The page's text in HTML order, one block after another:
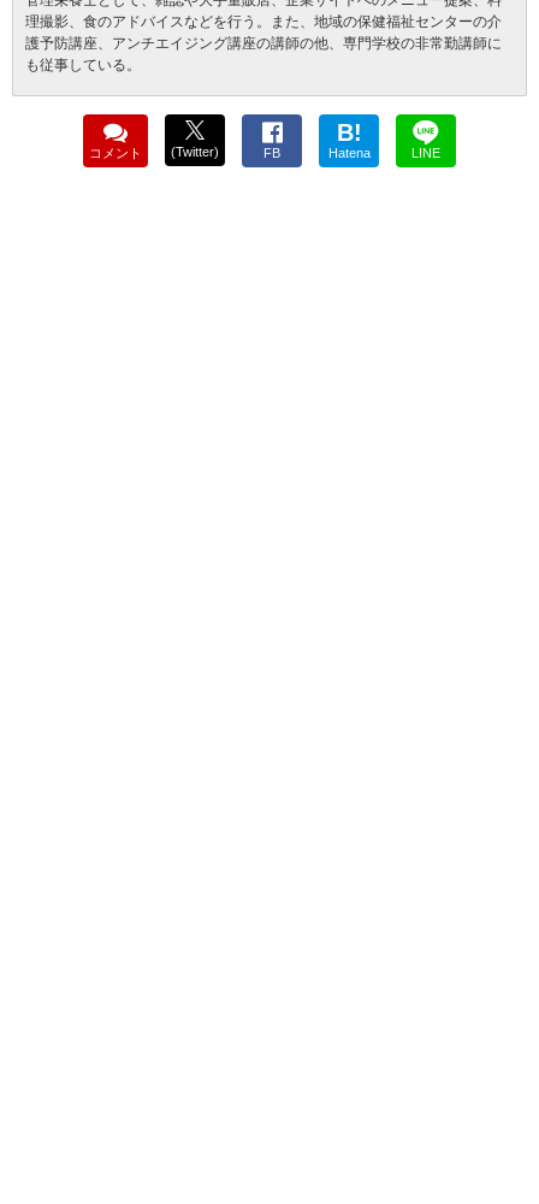
理撮影、食のアドバイスなどを行う。また、地域の保健福祉センターの介
護予防講座、アンチエイジング講座の講師の他、専門学校の非常勤講師に
も従事している。
コメント (Twitter) FB
B!
Hatena LINE